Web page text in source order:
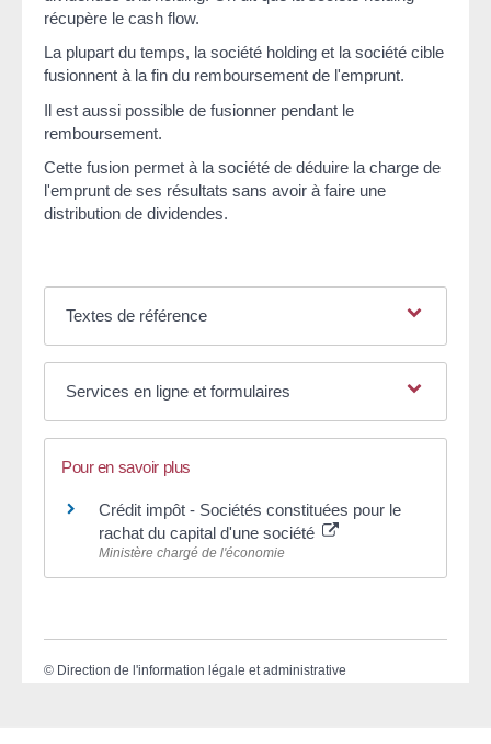
récupère le cash flow.
La plupart du temps, la société holding et la société cible
fusionnent à la fin du remboursement de l'emprunt.
Il est aussi possible de fusionner pendant le
remboursement.
Cette fusion permet à la société de déduire la charge de
l'emprunt de ses résultats sans avoir à faire une
distribution de dividendes.
Textes de référence
Services en ligne et formulaires
Pour en savoir plus
Crédit impôt - Sociétés constituées pour le
rachat du capital d'une société
Ministère chargé de l'économie
© Direction de l'information légale et administrative